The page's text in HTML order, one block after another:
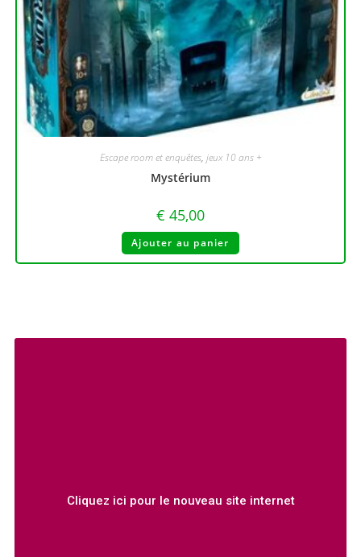
Escape room et enquêtes, jeux 10 ans +
Mystérium
€ 45,00
Ajouter au panier
Cliquez ici pour le nouveau site internet